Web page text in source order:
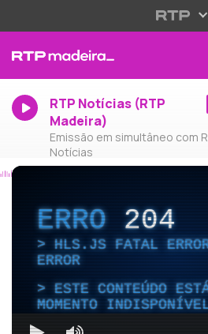
RTP Notícias (RTP
Madeira)
Emissão em simultâneo com
Notícias
ERRO204
HLS.JS FATAL
ERROR
ESTE CONTEÚDO
MOMENTO